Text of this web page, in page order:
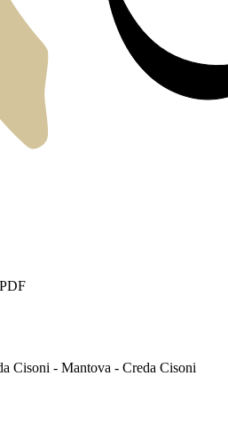
Cisoni - Mantova - Creda Cisoni